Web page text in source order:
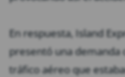
En respuesta, Island
presentó una demanda
tráfico aéreo que